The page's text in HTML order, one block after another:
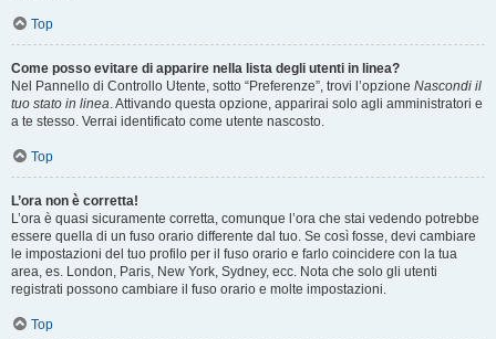
Top
Come posso evitare di apparire nella lista degli utenti in linea?
Nel Pannello di Controllo Utente, sotto “Preferenze”, trovi l’opzione Nascondi il
tuo stato in linea. Attivando questa opzione, apparirai solo agli amministratori e
a te stesso. Verrai identificato come utente nascosto.
Top
L’ora non è corretta!
L’ora è quasi sicuramente corretta, comunque l’ora che stai vedendo potrebbe
essere quella di un fuso orario differente dal tuo. Se così fosse, devi cambiare
le impostazioni del tuo profilo per il fuso orario e farlo coincidere con la tua
area, es. London, Paris, New York, Sydney, ecc. Nota che solo gli utenti
registrati possono cambiare il fuso orario e molte impostazioni.
Top